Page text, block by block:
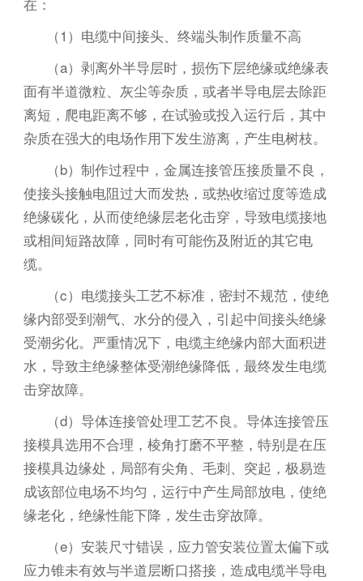
（1）电缆中间接头、终端头制作质量不高
（a）剥离外半导层时，损伤下层绝缘或绝缘表
面有半道微粒、灰尘等杂质，或者半导电层去除距
离短，爬电距离不够，在试验或投入运行后，其中
杂质在强大的电场作用下发生游离，产生电树枝。
（b）制作过程中，金属连接管压接质量不良，
使接头接触电阻过大而发热，或热收缩过度等造成
绝缘碳化，从而使绝缘层老化击穿，导致电缆接地
或相间短路故障，同时有可能伤及附近的其它电
缆。
（c）电缆接头工艺不标准，密封不规范，使绝
缘内部受到潮气、水分的侵入，引起中间接头绝缘
受潮劣化。严重情况下，电缆主绝缘内部大面积进
水，导致主绝缘整体受潮绝缘降低，最终发生电缆
击穿故障。
（d）导体连接管处理工艺不良。导体连接管压
接模具选用不合理，棱角打磨不平整，特别是在压
接模具边缘处，局部有尖角、毛刺、突起，极易造
成该部位电场不均匀，运行中产生局部放电，使绝
缘老化，绝缘性能下降，发生击穿故障。
（e）安装尺寸错误，应力管安装位置太偏下或
应力锥未有效与半道层断口搭接，造成电缆半导电